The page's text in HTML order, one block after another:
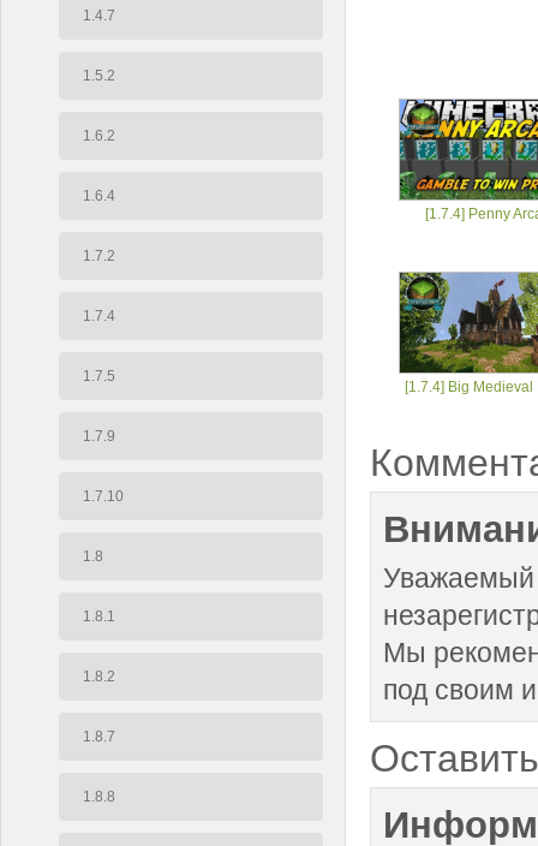
1.4.7
1.5.2
1.6.2
1.6.4
1.7.2
1.7.4
1.7.5
1.7.9
1.7.10
1.8
1.8.1
1.8.2
1.8.7
1.8.8
[1.7.4] Penny
[1.7.4] Big Medieval
Уважаемый
Мы
под своим